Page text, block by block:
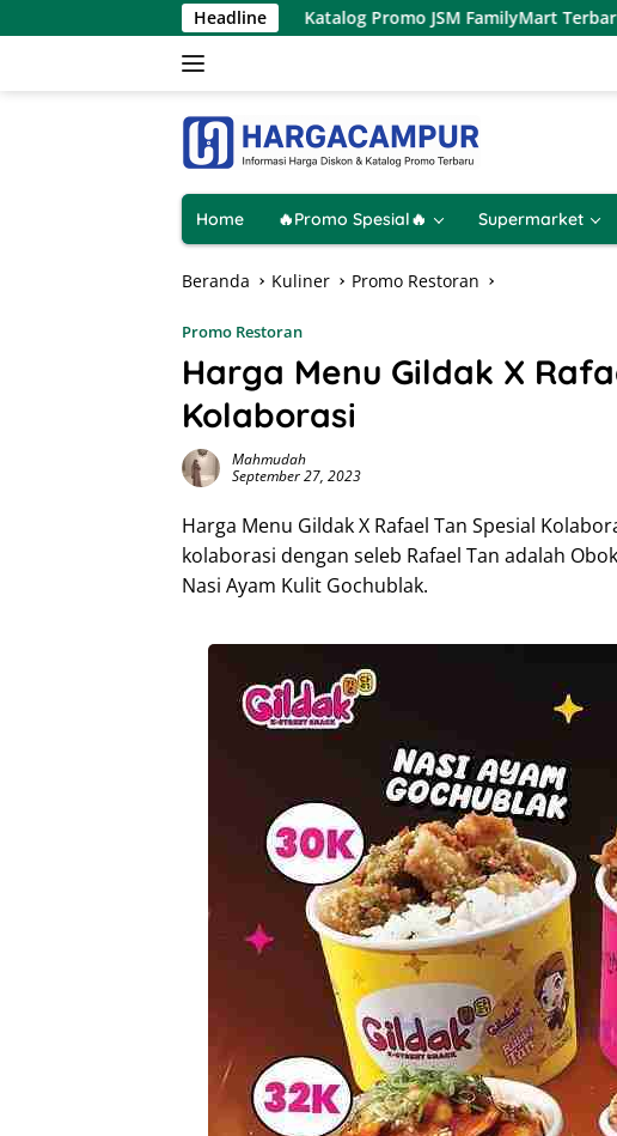
ke
Headline
Katalog Promo JSM FamilyMart Terbaru 7 – 9
Home 🔥Promo Spesial🔥 Supermarket
Beranda Kuliner Promo Restoran
Promo Restoran
Harga Menu Gildak X
Kolaborasi
Mahmudah
September 27, 2023
Harga Menu Gildak X Rafael Tan Spesial
kolaborasi dengan seleb Rafael Tan adalah
Nasi Ayam Kulit Gochublak.